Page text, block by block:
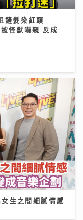
鏟髮染紅頭
怪獸嚇親 反成
生之間細膩情感